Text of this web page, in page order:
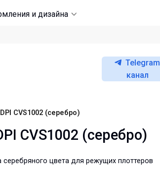
и дизайна
Telegram
канал
CVS1002 (серебро)
CVS1002 (серебро)
серебряного цвета для режущих плоттеров